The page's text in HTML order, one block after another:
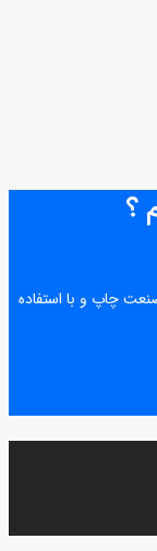
؟
چاپ و با استفاده